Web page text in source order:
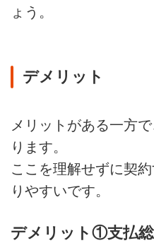
ょう。
デメリット
メリットがある一方
ります。
ここを理解せずに契
りやすいです。
デメリット①支払